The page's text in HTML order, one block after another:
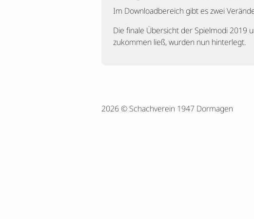
Im Downloadbereich gibt es zwei
Die finale Übersicht der Spielmodi 2019
zukommen ließ, wurden nun hinterlegt.
2026 © Schachverein 1947 Dormagen